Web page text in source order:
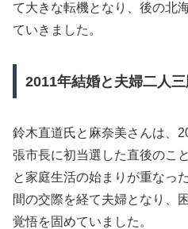
て大きな転機となり、後の北
ていきました。
2011年結婚と夫婦二人
鈴木直道氏と麻奈美さんは、
張市長に初当選した直後のこ
と家庭生活の始まりが重なっ
間の交際を経て夫婦となり、
覚悟を固めていました。